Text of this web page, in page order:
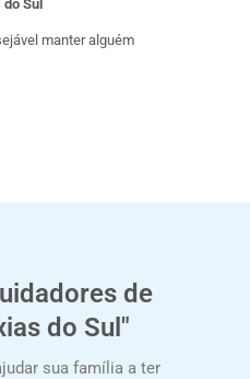
Sul
manter alguém
de
do Sul"
sua família a ter